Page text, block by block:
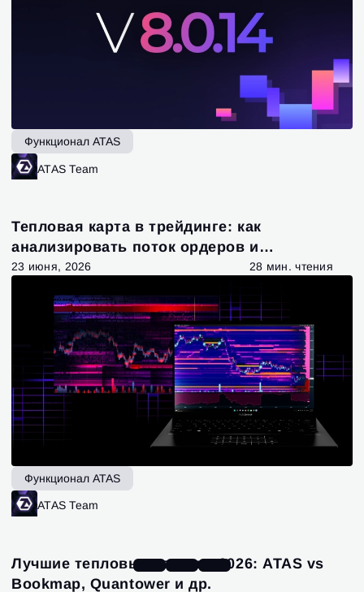
Функционал ATAS
ATAS Team
Тепловая карта в трейдинге: как
анализировать поток ордеров и
ликвидность
23 июня, 2026 28 мин. чтения
Функционал ATAS
ATAS Team
Лучшие тепловые карты в 2026: ATAS vs
Bookmap, Quantower и др.